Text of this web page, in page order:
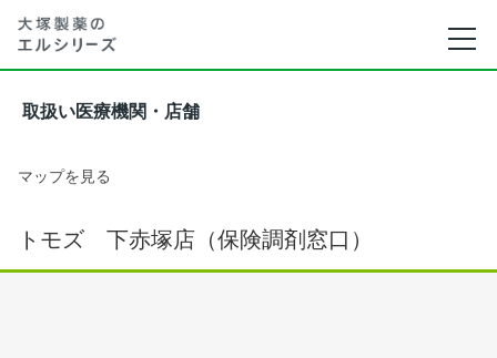
取扱い医療機関・店舗
マップを見る
トモズ 下赤塚店（保険調剤窓口）